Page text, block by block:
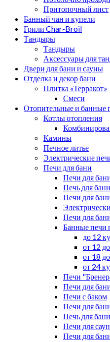
Притопочный лист
Банный чан и купели
Грили Char-Broil
Тандыры
Тандыры
Аксессуары для
Двери для бани и сауны
Отделка и декор бани
Плитка «Терракот»
Смеси
Отопительные и банные
Котлы отопления
Камины
Печное литье
Электрические
Печи для бани
Печи для
Печь для
Печи для
Печи для
Банные печи
до 12
от 12
от 18
от 24
Печи
Печи для
Печи с баком
Печи для
Печь для
Печи для
Печи для